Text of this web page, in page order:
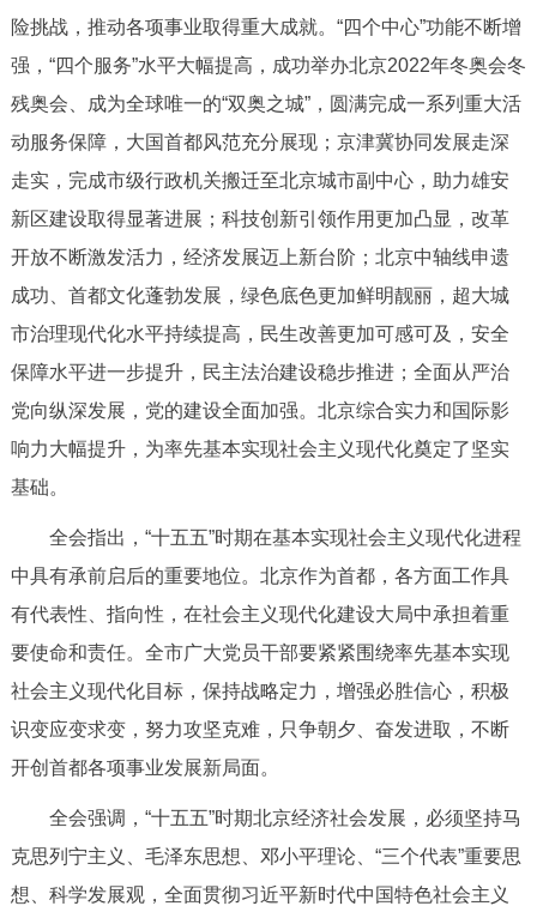
北京概况 十六区概览 人文北京
绿色北京 图说北京 视频北京
多语种
ENGLISH 한국어 日本語
DEUTSCH FRANÇAIS РУССКИЙ ЯЗЫК
ESPAÑOL العربية PORTUGUÊS
回到顶部
险挑战，推动各项事业取得重大成就。“四个中心”功能不断增
强，“四个服务”水平大幅提高，成功举办北京2022年冬奥会冬
残奥会、成为全球唯一的“双奥之城”，圆满完成一系列重大活
动服务保障，大国首都风范充分展现；京津冀协同发展走深
走实，完成市级行政机关搬迁至北京城市副中心，助力雄安
新区建设取得显著进展；科技创新引领作用更加凸显，改革
开放不断激发活力，经济发展迈上新台阶；北京中轴线申遗
成功、首都文化蓬勃发展，绿色底色更加鲜明靓丽，超大城
市治理现代化水平持续提高，民生改善更加可感可及，安全
保障水平进一步提升，民主法治建设稳步推进；全面从严治
党向纵深发展，党的建设全面加强。北京综合实力和国际影
响力大幅提升，为率先基本实现社会主义现代化奠定了坚实
基础。
全会指出，“十五五”时期在基本实现社会主义现代化进程
中具有承前启后的重要地位。北京作为首都，各方面工作具
有代表性、指向性，在社会主义现代化建设大局中承担着重
要使命和责任。全市广大党员干部要紧紧围绕率先基本实现
社会主义现代化目标，保持战略定力，增强必胜信心，积极
识变应变求变，努力攻坚克难，只争朝夕、奋发进取，不断
开创首都各项事业发展新局面。
全会强调，“十五五”时期北京经济社会发展，必须坚持马
克思列宁主义、毛泽东思想、邓小平理论、“三个代表”重要思
想、科学发展观，全面贯彻习近平新时代中国特色社会主义